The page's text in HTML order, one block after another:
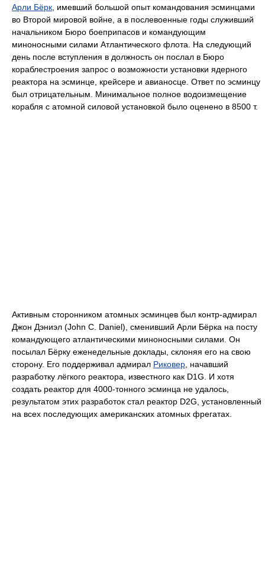
Арли Бёрк , имевший большой опыт командования эсминцами
во Второй мировой войне, а в послевоенные годы служивший
начальником Бюро боеприпасов и командующим
миноносными силами Атлантического флота. На следующий
день после вступления в должность он послал в Бюро
кораблестроения запрос о возможности установки ядерного
реактора на эсминце, крейсере и авианосце. Ответ по эсминцу
был отрицательным. Минимальное полное водоизмещение
корабля с атомной силовой установкой было оценено в 8500 т.
Активным сторонником атомных эсминцев был контр-адмирал
Джон Дэниэл (John C. Daniel), сменивший Арли Бёрка на посту
командующего атлантическими миноносными силами. Он
посылал Бёрку еженедельные доклады, склоняя его на свою
сторону. Его поддерживал адмирал Риковер , начавший
разработку лёгкого реактора, известного как D1G. И хотя
создать реактор для 4000-тонного эсминца не удалось,
результатом этих разработок стал реактор D2G, установленный
на всех последующих американских атомных фрегатах.